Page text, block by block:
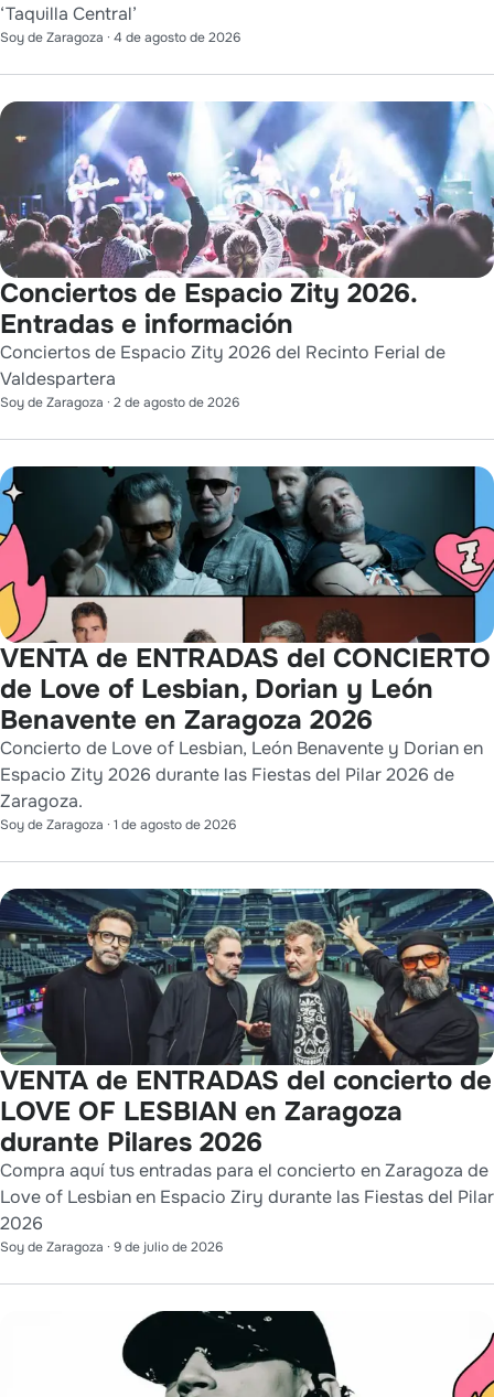
‘Taquilla Central’
Soy de Zaragoza · 4 de agosto de 2026
Conciertos de Espacio Zity 2026.
Entradas e información
Conciertos de Espacio Zity 2026 del Recinto Ferial de
Valdespartera
Soy de Zaragoza · 2 de agosto de 2026
VENTA de ENTRADAS del CONCIERTO
de Love of Lesbian, Dorian y León
Benavente en Zaragoza 2026
Concierto de Love of Lesbian, León Benavente y Dorian en
Espacio Zity 2026 durante las Fiestas del Pilar 2026 de
Zaragoza.
Soy de Zaragoza · 1 de agosto de 2026
VENTA de ENTRADAS del concierto de
LOVE OF LESBIAN en Zaragoza
durante Pilares 2026
Compra aquí tus entradas para el concierto en Zaragoza de
Love of Lesbian en Espacio Ziry durante las Fiestas del Pilar
2026
Soy de Zaragoza · 9 de julio de 2026